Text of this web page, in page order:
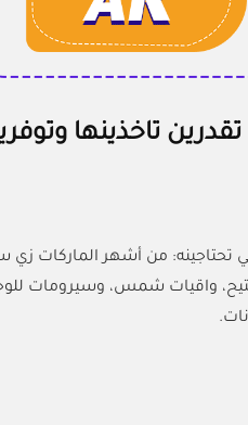
تاخذينها
من أشهر الماركات زي